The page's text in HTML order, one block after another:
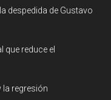
despedida de Gustavo
reduce el
la regresión